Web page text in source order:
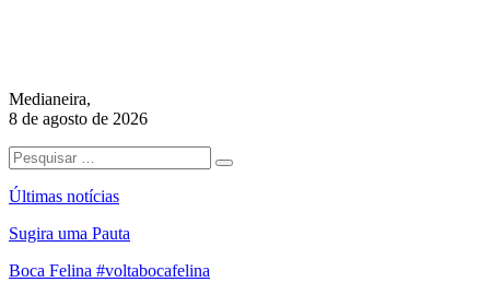
Medianeira,
8 de agosto de 2026
Últimas notícias
Sugira uma Pauta
Boca Felina #voltabocafelina